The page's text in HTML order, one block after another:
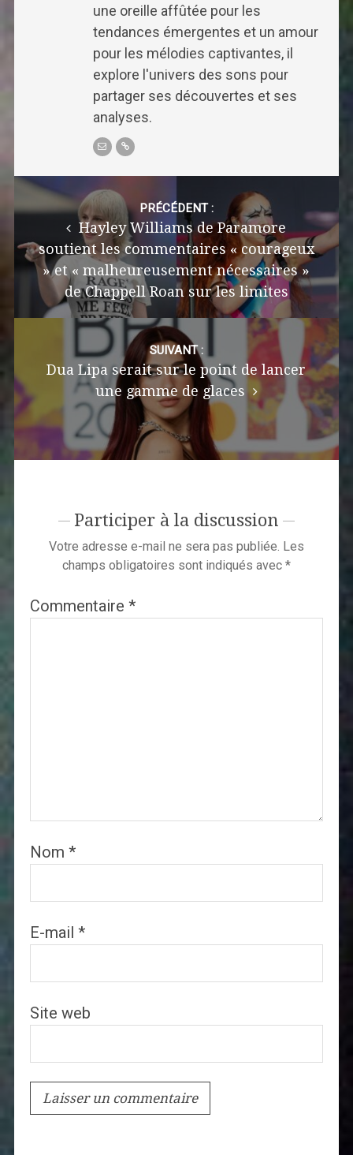
une oreille affûtée pour les
tendances émergentes et un amour
pour les mélodies captivantes, il
explore l'univers des sons pour
partager ses découvertes et ses
analyses.
Post
navigation
PRÉCÉDENT :
Hayley Williams de Paramore
soutient les commentaires « courageux
» et « malheureusement nécessaires »
de Chappell Roan sur les limites
SUIVANT :
Dua Lipa serait sur le point de lancer
une gamme de glaces
Participer à la discussion
Votre adresse e-mail ne sera pas publiée. Les
champs obligatoires sont indiqués avec *
Commentaire *
Nom *
E-mail *
Site web